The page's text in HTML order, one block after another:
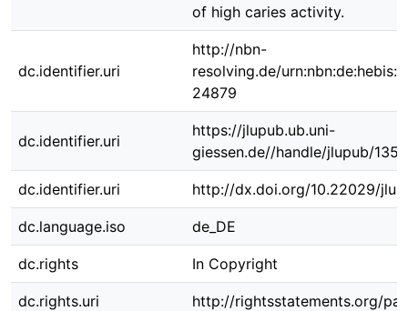
of high caries activity.
dc.identifier.uri
http://nbn-
resolving.de/
24879
dc.identifier.uri
https://jlupub.ub.uni-
giessen.de//handle/jlupub/
dc.identifier.uri http://dx.doi.org/10.22029/
dc.language.iso de_DE
dc.rights In Copyright
dc.rights.uri http://rightsstatements.org/